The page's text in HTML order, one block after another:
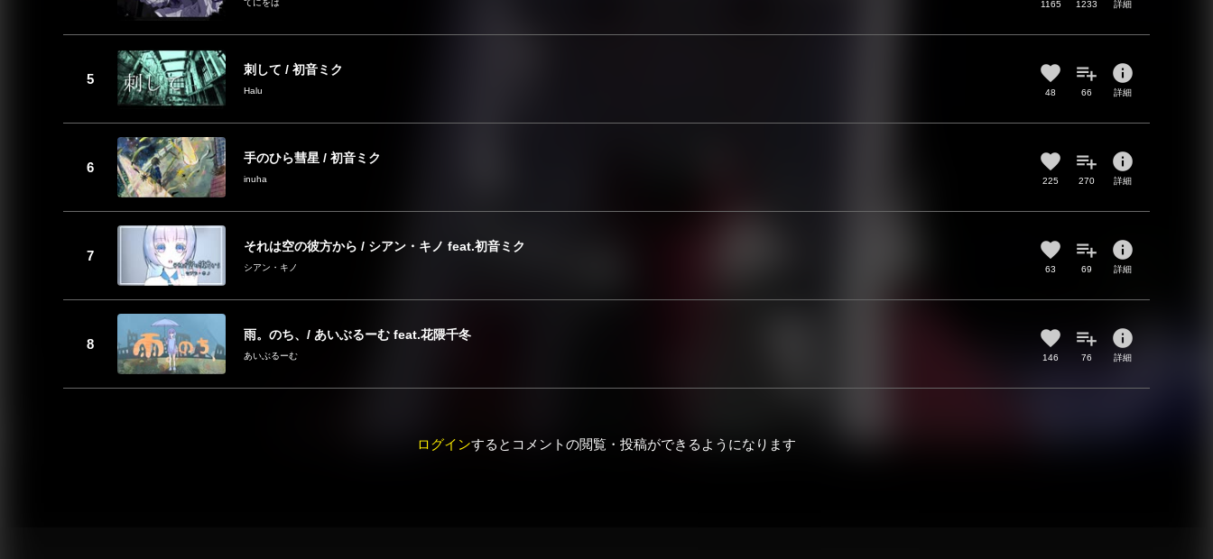
てにをは 1165 1233 詳細
刺して / 初音ミク
Halu 48 66
info
詳細
手のひら彗星 / 初音ミク
inuha 225 270
info
詳細
それは空の彼方から / シアン・キノ feat.初音ミク
シアン・キノ 63 69
info
詳細
雨。のち、/ あいぶるーむ feat.花隈千冬
あいぶるーむ 146 76
info
詳細
ログインするとコメントの閲覧・投稿ができるようになります